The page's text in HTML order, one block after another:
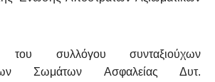
του συλλόγου συνταξιούχων
Σωμάτων Ασφαλείας Δυτ.